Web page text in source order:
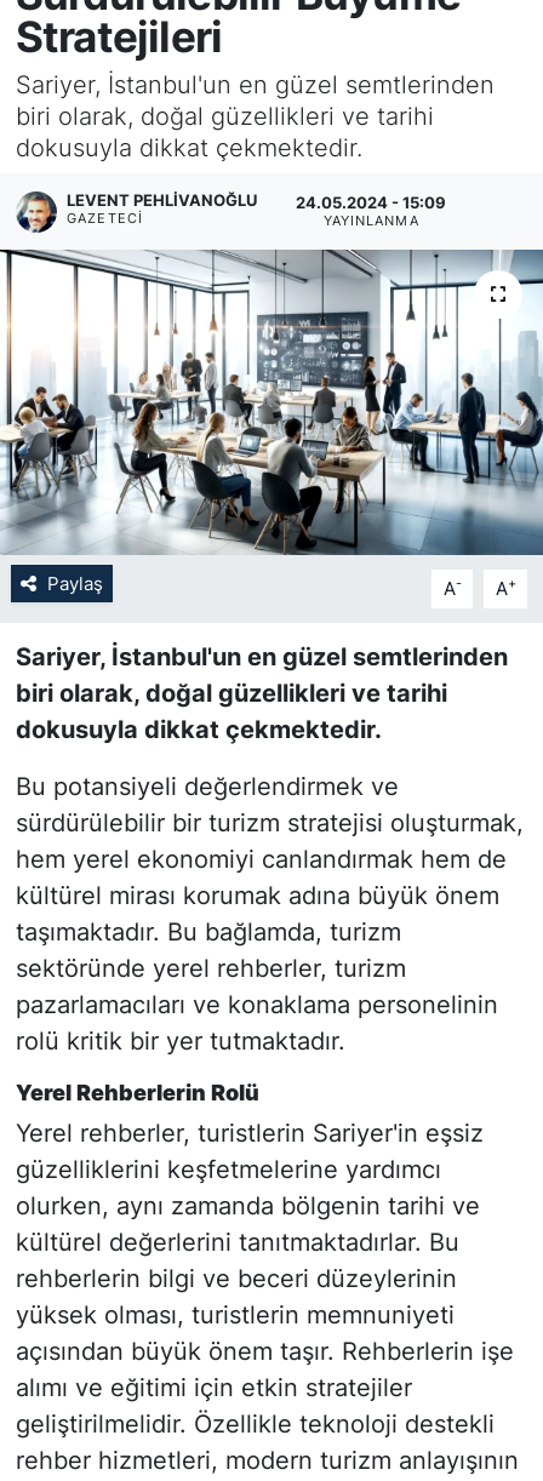
Stratejileri
Sariyer, İstanbul'un en güzel semtlerinden
biri olarak, doğal güzellikleri ve tarihi
dokusuyla dikkat çekmektedir.
LEVENT PEHLIVANOĞLU
GAZETECI
24.05.2024 - 15:09
YAYINLANMA
Paylaş A- A+
Sariyer, İstanbul'un en güzel semtlerinden
biri olarak, doğal güzellikleri ve tarihi
dokusuyla dikkat çekmektedir.
Bu potansiyeli değerlendirmek ve
sürdürülebilir bir turizm stratejisi oluşturmak,
hem yerel ekonomiyi canlandırmak hem de
kültürel mirası korumak adına büyük önem
taşımaktadır. Bu bağlamda, turizm
sektöründe yerel rehberler, turizm
pazarlamacıları ve konaklama personelinin
rolü kritik bir yer tutmaktadır.
Yerel Rehberlerin Rolü
Yerel rehberler, turistlerin Sariyer'in eşsiz
güzelliklerini keşfetmelerine yardımcı
olurken, aynı zamanda bölgenin tarihi ve
kültürel değerlerini tanıtmaktadırlar. Bu
rehberlerin bilgi ve beceri düzeylerinin
yüksek olması, turistlerin memnuniyeti
açısından büyük önem taşır. Rehberlerin işe
alımı ve eğitimi için etkin stratejiler
geliştirilmelidir. Özellikle teknoloji destekli
rehber hizmetleri, modern turizm anlayışının
KÖŞE YAZILARI
KÖŞE YAZILARI (Arşiv)
KÜLTÜR SANAT
MAGAZİN
RÖPORTAJ
SAĞLIK
SARIYER HABERLERİ
SARIYER İMAR BARIŞI
SEKTÖR
SİYASET
SON DAKİKA HABERİ
SPOR
TEKNOLOJİ
TÜRKİYE VE DÜNYA GÜNDEMİ
VİDEO GALERİ
YAŞAM